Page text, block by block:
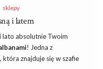
sklepy
i latem
ilato absolutnie Twoim
! Jedna z
która znajduje się w szafie